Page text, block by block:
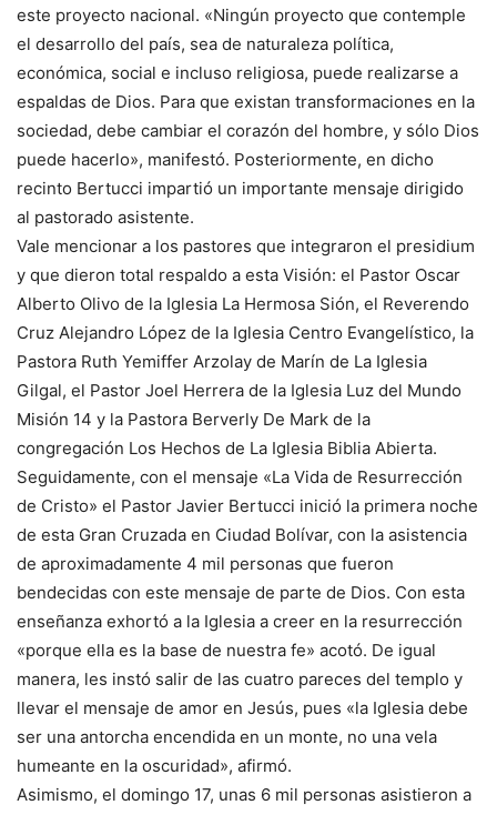
este proyecto nacional. «Ningún proyecto que contemple
el desarrollo del país, sea de naturaleza política,
económica, social e incluso religiosa, puede realizarse a
espaldas de Dios. Para que existan transformaciones en la
sociedad, debe cambiar el corazón del hombre, y sólo Dios
puede hacerlo», manifestó. Posteriormente, en dicho
recinto Bertucci impartió un importante mensaje dirigido
al pastorado asistente.
Vale mencionar a los pastores que integraron el presidium
y que dieron total respaldo a esta Visión: el Pastor Oscar
Alberto Olivo de la Iglesia La Hermosa Sión, el Reverendo
Cruz Alejandro López de la Iglesia Centro Evangelístico, la
Pastora Ruth Yemiffer Arzolay de Marín de La Iglesia
Gilgal, el Pastor Joel Herrera de la Iglesia Luz del Mundo
Misión 14 y la Pastora Berverly De Mark de la
congregación Los Hechos de La Iglesia Biblia Abierta.
Seguidamente, con el mensaje «La Vida de Resurrección
de Cristo» el Pastor Javier Bertucci inició la primera noche
de esta Gran Cruzada en Ciudad Bolívar, con la asistencia
de aproximadamente 4 mil personas que fueron
bendecidas con este mensaje de parte de Dios. Con esta
enseñanza exhortó a la Iglesia a creer en la resurrección
«porque ella es la base de nuestra fe» acotó. De igual
manera, les instó salir de las cuatro pareces del templo y
llevar el mensaje de amor en Jesús, pues «la Iglesia debe
ser una antorcha encendida en un monte, no una vela
humeante en la oscuridad», afirmó.
Asimismo, el domingo 17, unas 6 mil personas asistieron a